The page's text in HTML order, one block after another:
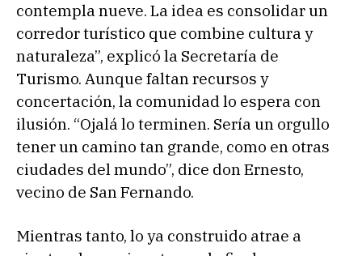
contempla nueve. La idea es consolidar un
corredor turístico que combine cultura y
naturaleza”, explicó la Secretaría de
Turismo. Aunque faltan recursos y
concertación, la comunidad lo espera con
ilusión. “Ojalá lo terminen. Sería un orgullo
tener un camino tan grande, como en otras
ciudades del mundo”, dice don Ernesto,
vecino de San Fernando.
Mientras tanto, lo ya construido atrae a